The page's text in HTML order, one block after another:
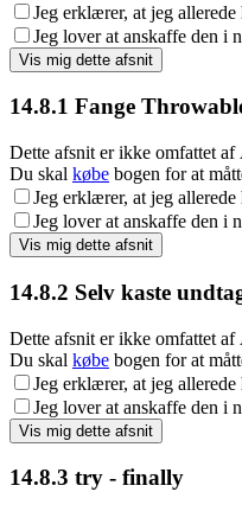
Jeg erklærer, at jeg allerede
Jeg lover at anskaffe den i
14.8.1 Fange
Dette afsnit er ikke omfattet
Du skal købe bogen for at
Jeg erklærer, at jeg allerede
Jeg lover at anskaffe den i
14.8.2 Selv kaste
Dette afsnit er ikke omfattet
Du skal købe bogen for at
Jeg erklærer, at jeg allerede
Jeg lover at anskaffe den i
14.8.3 try - finally